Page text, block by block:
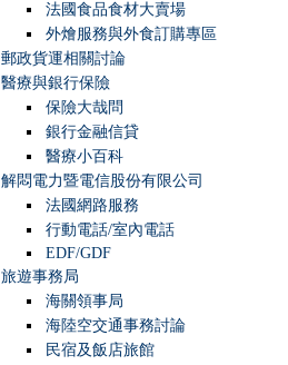
法國食品食材大賣場
外燴服務與外食訂購專區
郵政貨運相關討論
醫療與銀行保險
保險大哉問
銀行金融信貸
醫療小百科
解悶電力暨電信股份有限公司
法國網路服務
行動電話/室內電話
EDF/GDF
旅遊事務局
海關領事局
海陸空交通事務討論
民宿及飯店旅館